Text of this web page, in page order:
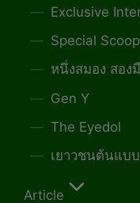
Exclusive
Special Scoop
หนึ่งสมอง สอง
Gen Y
The Eyedol
เยาวชนต้นแบบ
Article